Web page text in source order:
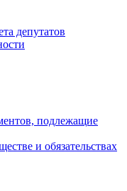
депутатов
подлежащие
и обязательствах